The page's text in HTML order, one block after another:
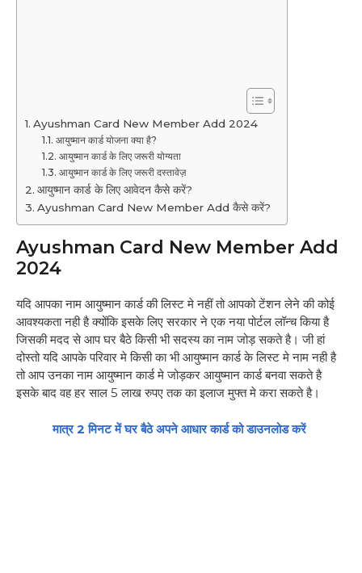
Ayushman Card New Member Add 2024
आयुष्मान कार्ड योजना क्या है?
आयुष्मान कार्ड के लिए जरूरी योग्यता
आयुष्मान कार्ड के लिए जरूरी दस्तावेज़
आयुष्मान कार्ड के लिए आवेदन कैसे करें?
Ayushman Card New Member Add कैसे करें?
Ayushman Card New Member Add
2024
यदि आपका नाम आयुष्मान कार्ड की लिस्ट मे नहीं तो आपको टेंशन लेने की कोई
आवश्यकता नही है क्योंकि इसके लिए सरकार ने एक नया पोर्टल लॉन्च किया है
जिसकी मदद से आप घर बैठे किसी भी सदस्य का नाम जोड़ सकते है। जी हां
दोस्तो यदि आपके परिवार मे किसी का भी आयुष्मान कार्ड के लिस्ट मे नाम नही है
तो आप उनका नाम आयुष्मान कार्ड मे जोड़कर आयुष्मान कार्ड बनवा सकते है
इसके बाद वह हर साल 5 लाख रुपए तक का इलाज मुफ्त मे करा सकते है।
मात्र 2 मिनट में घर बैठे अपने आधार कार्ड को डाउनलोड करें